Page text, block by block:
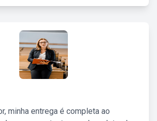
minha entrega é completa ao